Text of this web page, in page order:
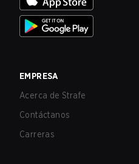
EMPRESA
Acerca de Strafe
Contáctanos
Carreras